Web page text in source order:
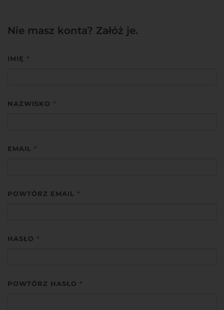
Nie masz konta? Załóż je.
IMIĘ *
NAZWISKO *
EMAIL *
POWTÓRZ EMAIL *
HASŁO *
POWTÓRZ HASŁO *